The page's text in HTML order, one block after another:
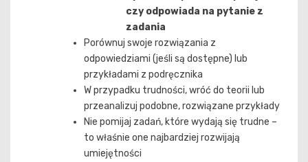
czy odpowiada na pytanie z
zadania
Porównuj swoje rozwiązania z
odpowiedziami (jeśli są dostępne) lub
przykładami z podręcznika
W przypadku trudności, wróć do teorii lub
przeanalizuj podobne, rozwiązane przykłady
Nie pomijaj zadań, które wydają się trudne –
to właśnie one najbardziej rozwijają
umiejętności